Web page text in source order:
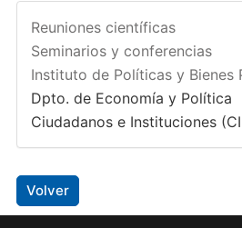
Reuniones científicas
Seminarios y conferencias
Instituto de Políticas y Bienes
Dpto. de Economía y Política
Ciudadanos e Instituciones
Volver